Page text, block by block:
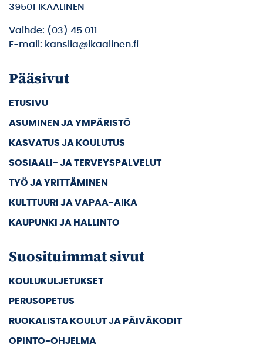
39501 IKAALINEN
Vaihde: (03) 45 011
E-mail: kanslia@ikaalinen.fi
Pääsivut
ETUSIVU
ASUMINEN JA YMPÄRISTÖ
KASVATUS JA KOULUTUS
SOSIAALI- JA TERVEYSPALVELUT
TYÖ JA YRITTÄMINEN
KULTTUURI JA VAPAA-AIKA
KAUPUNKI JA HALLINTO
Suosituimmat sivut
KOULUKULJETUKSET
PERUSOPETUS
RUOKALISTA KOULUT JA PÄIVÄKODIT
OPINTO-OHJELMA